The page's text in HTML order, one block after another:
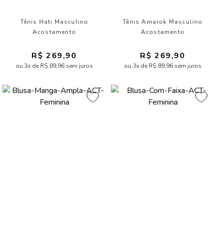
Tênis Hati Masculino
Acostamento
R$ 269,90
ou 3x de R$ 89,96 sem juros
Tênis Amarok Masculino
Acostamento
R$ 269,90
ou 3x de R$ 89,96 sem juros